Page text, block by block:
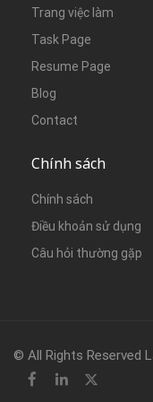
Trang việc làm
Task Page
Resume Page
Blog
Contact
Chính sách
Chính sách
Điều khoản sử dụng
Câu hỏi thường gặp
© All Rights Reserved